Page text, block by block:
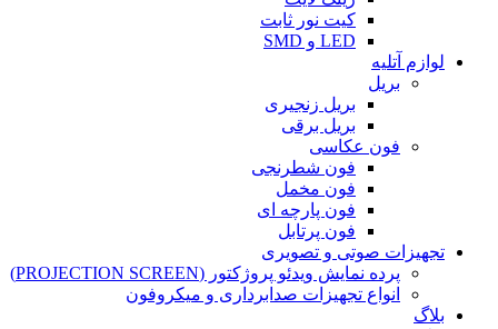
کیت نور ثابت
LED و SMD
لوازم آتلیه
بریل
بریل زنجیری
بریل برقی
فون عکاسی
فون شطرنجی
فون مخمل
فون پارچه ای
فون پرتابل
تجهیزات صوتی و تصویری
پرده نمایش ویدئو پروژکتور (PROJECTION SCREEN)
انواع تجهیزات صدابرداری و میکروفون
بلاگ